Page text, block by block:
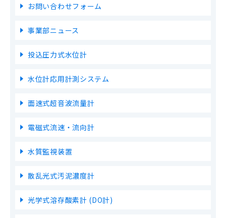
お問い合わせフォーム
事業部ニュース
投込圧力式水位計
水位計応用計測システム
面速式超音波流量計
電磁式流速・流向計
水質監視装置
散乱光式汚泥濃度計
光学式溶存酸素計 (DO計)